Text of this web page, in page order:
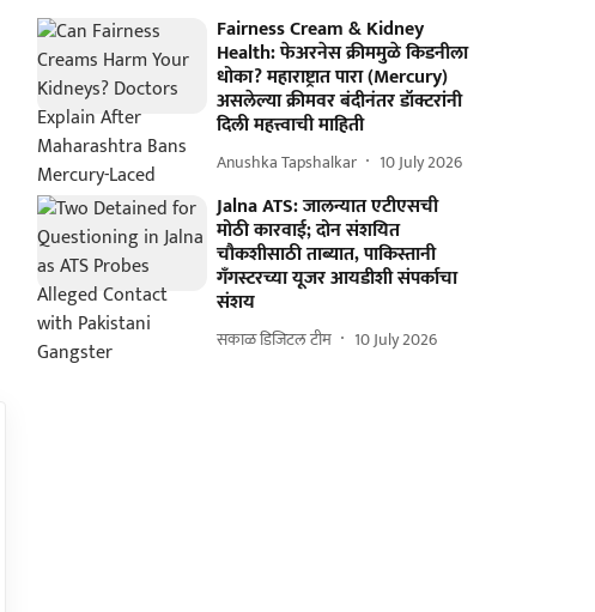
Fairness Cream & Kidney
Health: फेअरनेस क्रीममुळे किडनीला
धोका? महाराष्ट्रात पारा (Mercury)
असलेल्या क्रीमवर बंदीनंतर डॉक्टरांनी
दिली महत्त्वाची माहिती
Anushka Tapshalkar 10 July 2026
Jalna ATS: जालन्यात एटीएसची
मोठी कारवाई; दोन संशयित
चौकशीसाठी ताब्यात, पाकिस्तानी
गँगस्टरच्या यूजर आयडीशी संपर्काचा
संशय
सकाळ डिजिटल टीम 10 July 2026